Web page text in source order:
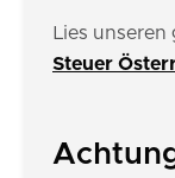
Lies
Steuer